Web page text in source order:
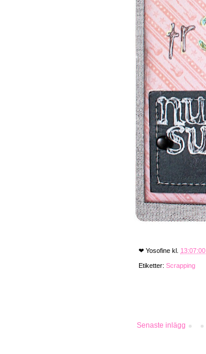
❤ Yosofine kl. 13:07:00
Etiketter: Scrapping
Senaste inlägg